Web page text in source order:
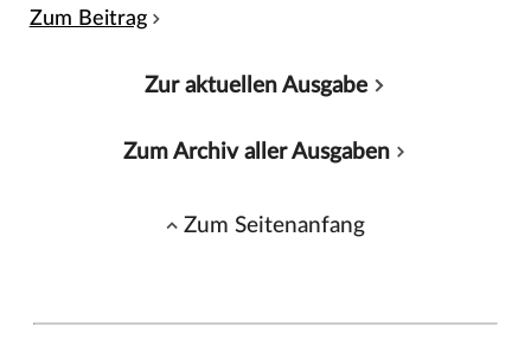
Zum Beitrag
Zur aktuellen Ausgabe
Zum Archiv aller Ausgaben
Zum Seitenanfang